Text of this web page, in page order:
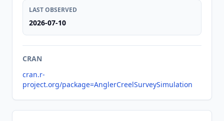
LAST OBSERVED
2026-07-10
CRAN
cran.r-
project.org/package=AnglerCreelSurveySimulation